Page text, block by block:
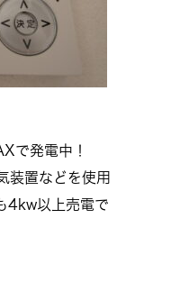
で発電中！
装置などを使用
4kw以上売電で